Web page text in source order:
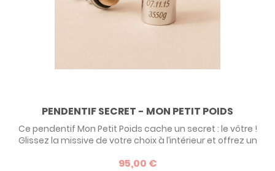
PENDENTIF SECRET - MON PETIT POIDS
Ce pendentif Mon Petit Poids cache un secret : le vôtre !
Glissez la missive de votre choix à l’intérieur et offrez un
connaître ! Ce bijou étonnant s’ouvre et vous permet de
95,00 €